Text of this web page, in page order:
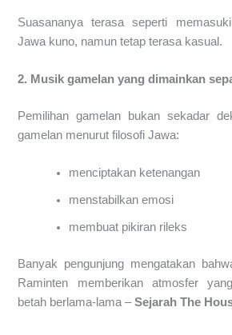
Suasananya terasa seperti
Jawa kuno, namun tetap terasa kasual.
2. Musik gamelan yang dimainkan
Pemilihan gamelan bukan sekadar
gamelan menurut filosofi Jawa:
menciptakan ketenangan
menstabilkan emosi
membuat pikiran rileks
Banyak pengunjung mengatakan
Raminten memberikan atmosfer
betah berlama-lama –Sejarah The